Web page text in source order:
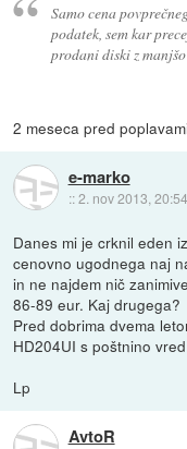
Samo cena
podatek, sem kar
prodani diski z
2 meseca pred
e-marko
::2. nov 2013, 20:54
Danes mi je crknil eden
cenovno ugodnega naj
in ne najdem nič
86-89 eur. Kaj drugega?
Pred dobrima dvema
HD204UI s poštnino
Lp
AvtoR